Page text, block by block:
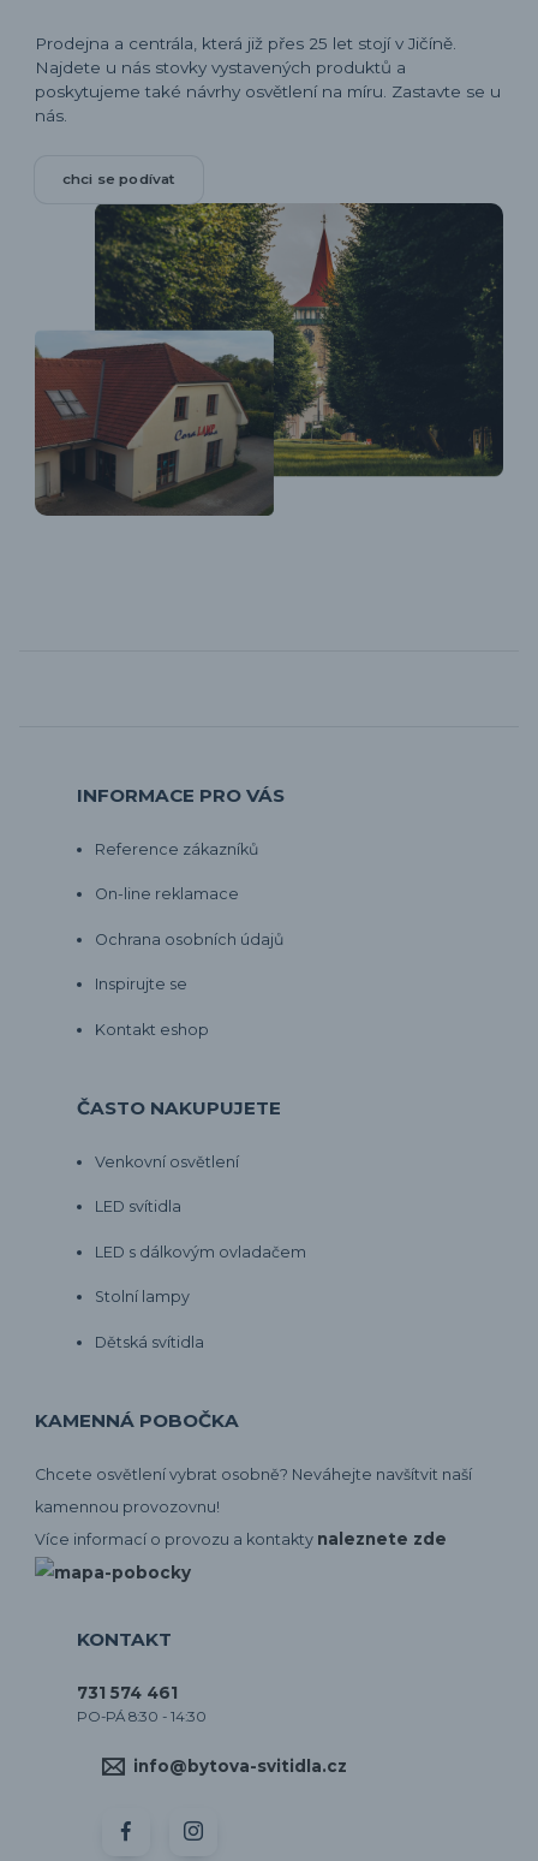
Prodejna a centrála, která již přes 25 let stojí v Jičíně.
Najdete u nás stovky vystavených produktů a
poskytujeme také návrhy osvětlení na míru. Zastavte se u
nás.
chci se podívat
INFORMACE PRO VÁS
Reference zákazníků
On-line reklamace
Ochrana osobních údajů
Inspirujte se
Kontakt eshop
ČASTO NAKUPUJETE
Venkovní osvětlení
LED svítidla
LED s dálkovým ovladačem
Stolní lampy
Dětská svítidla
KAMENNÁ POBOČKA
Chcete osvětlení vybrat osobně? Neváhejte navšítvit naší
kamennou provozovnu!
Více informací o provozu a kontakty naleznete zde
KONTAKT
731 574 461
PO-PÁ 8:30 - 14:30
info@bytova-svitidla.cz